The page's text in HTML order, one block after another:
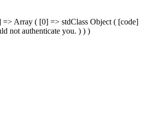
=> Array ( [0] => stdClass Object ( [code]
not authenticate you. ) ) )